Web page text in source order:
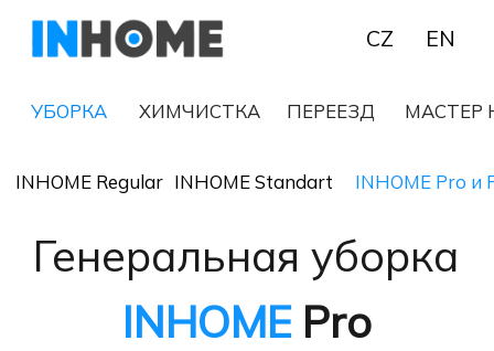
Генеральная уборка
Площадь квартиры
INHOMEPro+